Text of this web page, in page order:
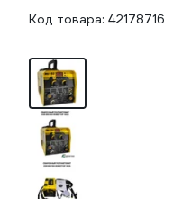
Код товара: 42178716